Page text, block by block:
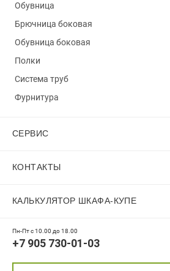
Пн-Пт с 10.00 до 18.00
+7 905 730-01-03
Обувница
Брючница боковая
Обувница боковая
Полки
Система труб
Фурнитура
СЕРВИС
КОНТАКТЫ
КАЛЬКУЛЯТОР ШКАФА-КУПЕ